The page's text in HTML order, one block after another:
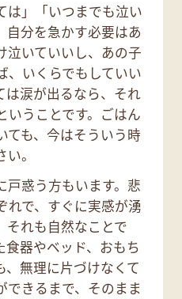
は」「いつまでも泣い
自分を急かす必要はあ
泣いていいし、あの子
、いくらでもしていい
は涙が出るなら、それ
いうことです。ごはん
ても、今はそういう時
。
戸惑う方もいます。悲
れで、すぐに実感が湧
それも自然なことで
食器やベッド、おもち
、無理に片づけなくて
できるまで、そのまま